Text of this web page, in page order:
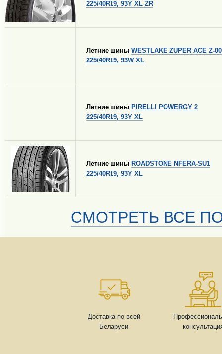
225/40R19, 93Y XL ZR
Летние шины WESTLAKE ZUPER ACE Z-
225/40R19, 93W XL
Летние шины PIRELLI POWERGY 2
225/40R19, 93Y XL
Летние шины ROADSTONE NFERA-SU1
225/40R19, 93Y XL
СМОТРЕТЬ ВСЕ
Доставка по всей
Беларуси